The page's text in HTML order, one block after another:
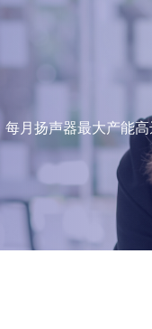
月扬声器最大产能